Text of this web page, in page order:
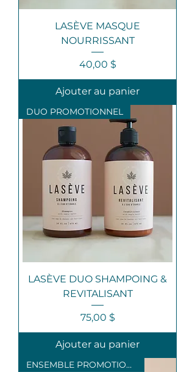
LASÈVE MASQUE
NOURRISSANT
Prix
40,00 $
Ajouter au panier
DUO PROMOTIONNEL
LASÈVE DUO SHAMPOING &
REVITALISANT
Prix
75,00 $
Ajouter au panier
ENSEMBLE PROMOTIONNEL